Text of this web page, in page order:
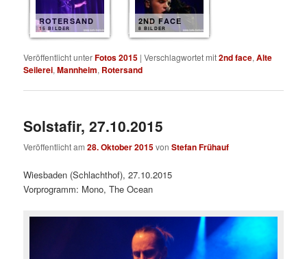
ROTERSAND
15 BILDER
2ND FACE
8 BILDER
Veröffentlicht unterFotos 2015 |Verschlagwortet mit2nd face,Alte
Seilerei,Mannheim, Rotersand
Solstafir, 27.10.2015
Veröffentlicht am28. Oktober 2015vonStefan Frühauf
Wiesbaden (Schlachthof), 27.10.2015
Vorprogramm: Mono, The Ocean